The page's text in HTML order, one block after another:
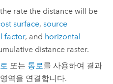
rate the distance will be
surface,source
factor, and horizontal
distance raster.
또는 통로를 사용하여 결과
역을 연결합니다.